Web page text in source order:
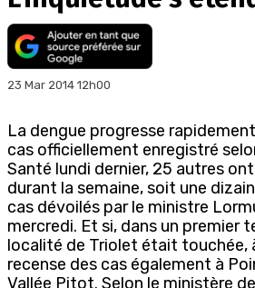
23 Mar 2014 12h00
La dengue progresse
cas officiellement enregistré
Santé lundi dernier, 25 autres
durant la semaine, soit une
cas dévoilés par le ministre
mercredi. Et si, dans un premier
localité de Triolet était touchée,
recense des cas également à
Vallée Pitot. Selon le ministère